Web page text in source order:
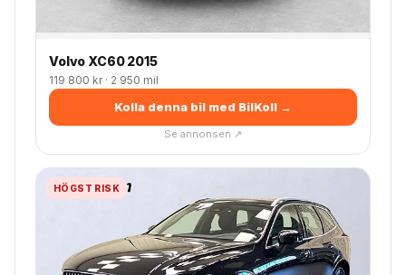
Volvo XC60 2015
119 800 kr · 2 950 mil
Kolla denna bil med BilKoll →
Se annonsen ↗
HÖGST RISK